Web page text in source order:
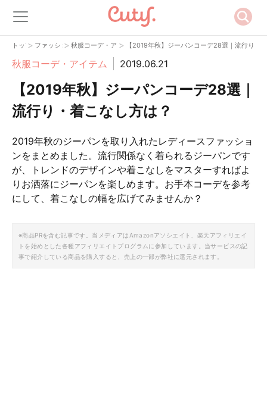
トップ
> ファッション
> 秋服コーデ・アイテム
> 【2019年秋】ジーパンコーデ28選｜流行り・
秋服コーデ・アイテム 2019.06.21
【2019年秋】ジーパンコーデ28選｜
流行り・着こなし方は？
2019年秋のジーパンを取り入れたレディースファッショ
ンをまとめました。流行関係なく着られるジーパンです
が、トレンドのデザインや着こなしをマスターすればよ
りお洒落にジーパンを楽しめます。お手本コーデを参考
にして、着こなしの幅を広げてみませんか？
※商品PRを含む記事です。当メディアはAmazonアソシエイト、楽天アフィリエイ
トを始めとした各種アフィリエイトプログラムに参加しています。当サービスの記
事で紹介している商品を購入すると、売上の一部が弊社に還元されます。